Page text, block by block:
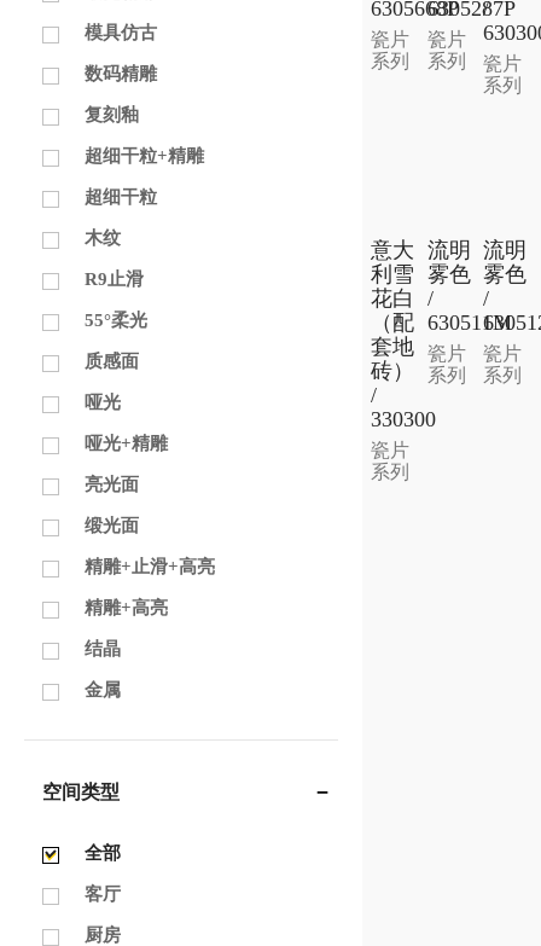
模具仿古
数码精雕
复刻釉
超细干粒+精雕
超细干粒
木纹
R9止滑
55°柔光
质感面
哑光
哑光+精雕
亮光面
缎光面
精雕+止滑+高亮
精雕+高亮
结晶
金属
空间类型
全部
客厅
厨房
6305668P
瓷片
系列
6305287P
瓷片
系列
/
瓷片
系列
意大
利雪
花白
（配
套地
砖）
/
330300
瓷片
系列
流明
雾色
/
630511M
瓷片
系列
流明
雾色
/
瓷片
系列